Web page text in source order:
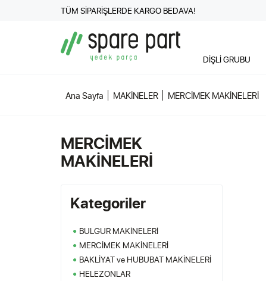
TÜM SİPARİŞLERDE KARGO BEDAVA!
DİŞLİ GRUBU
Ana Sayfa MAKİNELER MERCİMEK MAKİNELERİ
MERCİMEK
MAKİNELERİ
Kategoriler
BULGUR MAKİNELERİ
MERCİMEK MAKİNELERİ
BAKLİYAT ve HUBUBAT MAKİNELERİ
HELEZONLAR